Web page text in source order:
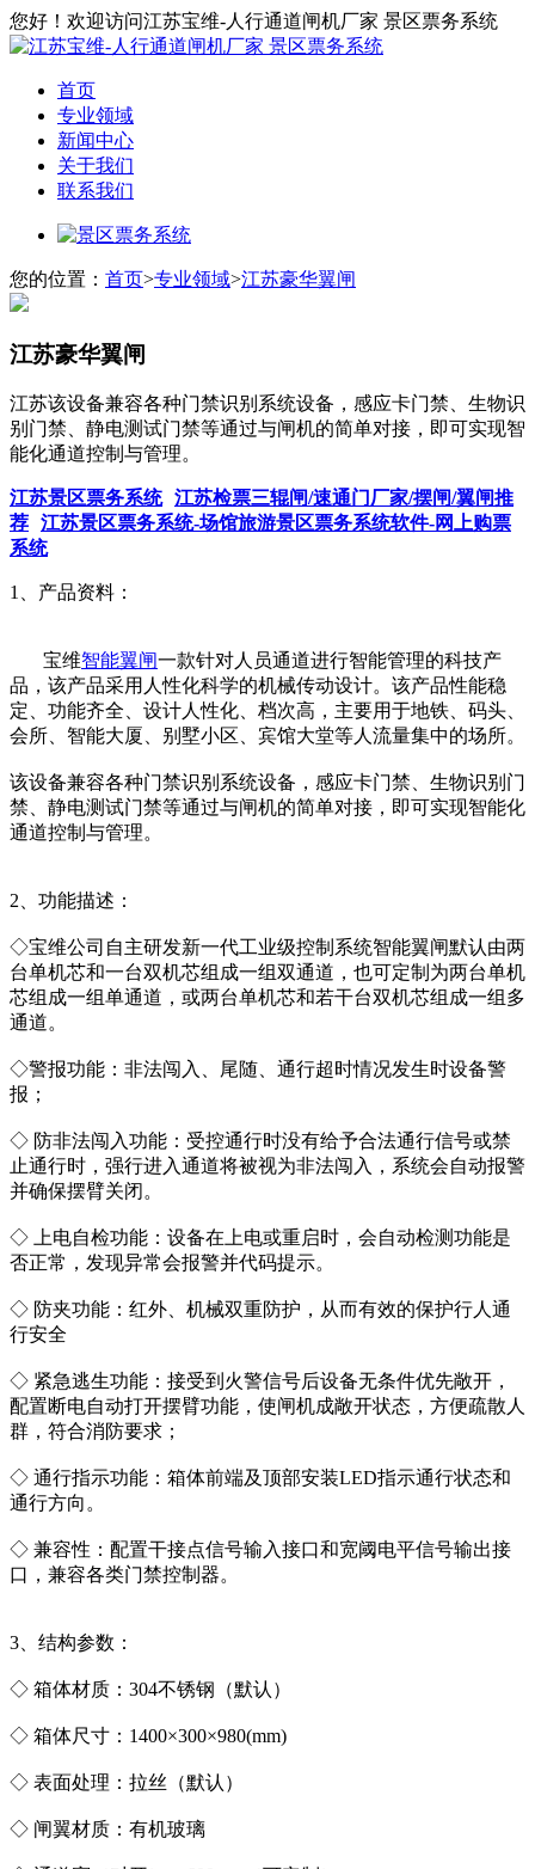
您好！欢迎访问江苏宝维-人行通道闸机厂家 景区票务系统
首页
专业领域
新闻中心
关于我们
联系我们
您的位置： 首页>专业领域>江苏豪华翼闸
江苏豪华翼闸
江苏该设备兼容各种门禁识别系统设备，感应卡门禁、生物识
别门禁、静电测试门禁等通过与闸机的简单对接，即可实现智
能化通道控制与管理。
江苏景区票务系统 江苏检票三辊闸/速通门厂家/摆闸/翼闸推
荐 江苏景区票务系统-场馆旅游景区票务系统软件-网上购票
系统
1、产品资料：
宝维智能翼闸一款针对人员通道进行智能管理的科技产
品，该产品采用人性化科学的机械传动设计。该产品性能稳
定、功能齐全、设计人性化、档次高，主要用于地铁、码头、
会所、智能大厦、别墅小区、宾馆大堂等人流量集中的场所。
该设备兼容各种门禁识别系统设备，感应卡门禁、生物识别门
禁、静电测试门禁等通过与闸机的简单对接，即可实现智能化
通道控制与管理。
2、功能描述：
◇宝维公司自主研发新一代工业级控制系统智能翼闸默认由两
台单机芯和一台双机芯组成一组双通道，也可定制为两台单机
芯组成一组单通道，或两台单机芯和若干台双机芯组成一组多
通道。
◇警报功能：非法闯入、尾随、通行超时情况发生时设备警
报；
◇ 防非法闯入功能：受控通行时没有给予合法通行信号或禁
止通行时，强行进入通道将被视为非法闯入，系统会自动报警
并确保摆臂关闭。
◇ 上电自检功能：设备在上电或重启时，会自动检测功能是
否正常，发现异常会报警并代码提示。
◇ 防夹功能：红外、机械双重防护，从而有效的保护行人通
行安全
◇ 紧急逃生功能：接受到火警信号后设备无条件优先敞开，
配置断电自动打开摆臂功能，使闸机成敞开状态，方便疏散人
群，符合消防要求；
◇ 通行指示功能：箱体前端及顶部安装LED指示通行状态和
通行方向。
◇ 兼容性：配置干接点信号输入接口和宽阈电平信号输出接
口，兼容各类门禁控制器。
3、结构参数：
◇ 箱体材质：304不锈钢（默认）
◇ 箱体尺寸：1400×300×980(mm)
◇ 表面处理：拉丝（默认）
◇ 闸翼材质：有机玻璃